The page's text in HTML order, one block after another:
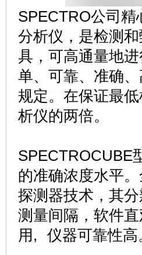
SPECTRO公司
分析仪，是检测
具，可高通量地
单、可靠、准确
规定。在保证最
析仪的两倍。
SPECTROCUBE
的准确浓度水平
探测器技术，其
测量间隔，软件
用, 仪器可靠性高